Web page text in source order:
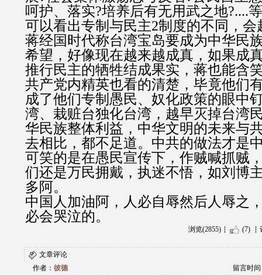
呵护、落实?培养后有无用武之地?....
可以看出专制与民主2制度的不同，会
蒋经国时代称台湾宝岛要成为中华民
希望，好像现在越来越成真，如果成
推行民主的牺牲结成果实，蒋也能含
共产党内精英也看的清楚，毕竟他们
成了他们专制愚民、奴化政策的眼中
湾、栽赃台独化台湾，越早灭掉台湾
华民族整体利益，中华文明的未来与
去相比，都不足道。中共的做法才是
可笑的是在愚民宣传下，作贼喊抓贼
们还是万民拥戴，执迷不悟，如刘博
多阿。
中国人加油阿，人必自辱然后人辱之
必会哭泣的。
浏览(2855) (7)
文章评论
作者： 彼德 留言时间